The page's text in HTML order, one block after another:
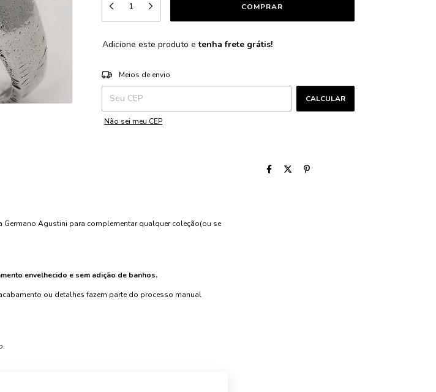
Adicione este produto etenha frete grátis!
Entregas para o CEP:
Meios de envio
CALCULAR
Não sei meu CEP
Agustini para complementar qualquer coleção(ou se
envelhecido e sem adição de banhos.
ou detalhes fazem parte do processo manual